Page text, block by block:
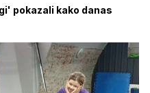
pokazali kako danas